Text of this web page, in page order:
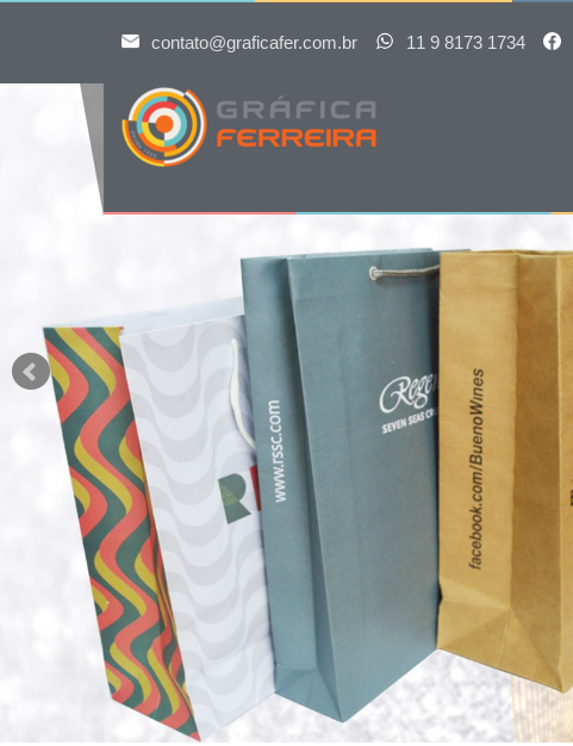
contato@graficafer.com.br 11 9 8173 1734